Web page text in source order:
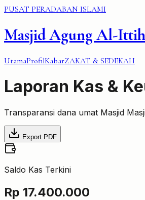
PUSAT PERADABAN ISLAMI
Masjid Agung Al-
UtamaProfilKabarZAKAT & SEDEKAH
Laporan Kas &
Transparansi dana umat Masjid
Export PDF
Saldo Kas Terkini
Rp 17.400.000